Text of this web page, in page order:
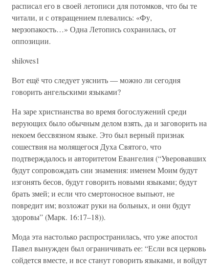
расписал его в своей летописи для потомков, что бы те
читали, и с отвращением плевались: «Фу,
мерзопакость…» Одна Летопись сохранилась, от
оппозиции.
shiloves1
Вот ещё что следует уяснить — можно ли сегодня
говорить ангельскими языками?
На заре христианства во время богослужений среди
верующих было обычным делом взять, да и заговорить на
некоем бессвязном языке. Это был верный признак
сошествия на молящегося Духа Святого, что
подтверждалось и авторитетом Евангелия (“Уверовавших
будут сопровождать сии знамения: именем Моим будут
изгонять бесов, будут говорить новыми языками; будут
брать змей; и если что смертоносное выпьют, не
повредит им; возложат руки на больных, и они будут
здоровы” (Mарк. 16:17–18)).
Мода эта настолько распространилась, что уже апостол
Павел вынужден был ограничивать ее: “Если вся церковь
сойдется вместе, и все станут говорить языками, и войдут